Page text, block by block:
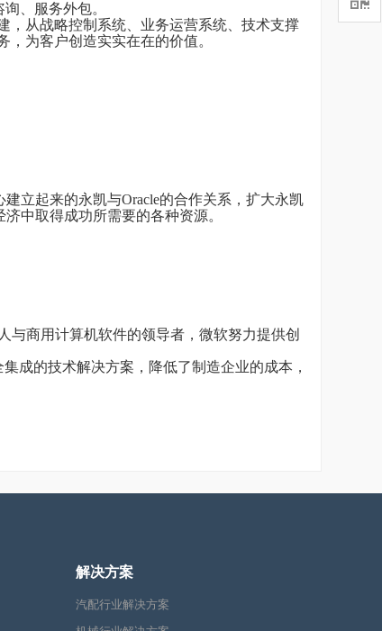
、服务外包。
，从战略控制系统、业务运营系统、技术支撑
为客户创造实实在在的价值。
立起来的永凯与Oracle的合作关系，扩大永凯
中取得成功所需要的各种资源。
商用计算机软件的领导者，微软努力提供创
成的技术解决方案，降低了制造企业的成本，
解决方案
汽配行业解决方案